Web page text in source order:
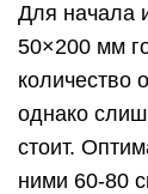
Для начала
50×200 мм
количество
однако
стоит.
ними 60-80